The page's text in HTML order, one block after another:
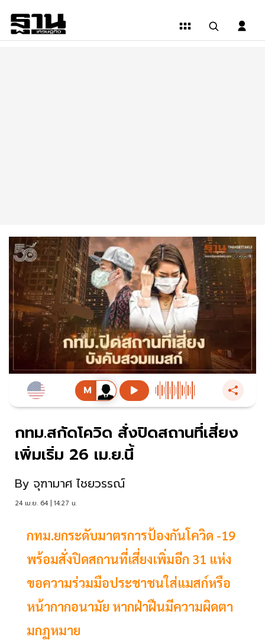
กทม.สกัดโควิด​ สั่งปิดสถานที่เสี่ยง
เพิ่มเริ่ม 26 เม.ย.นี้
By จุฑามาศ ไชยวรรณ์
24 เม.ย. 64 | 14:27 น.
กทม.ยกระดับมาตรการป้องกันโควิด -19
พร้อมสั่งปิดสถานที่เสี่ยงเพิ่มอีก 31 แห่ง
ขอความร่วมมือประชาชนใส่แมสก์หรือ
หน้ากากอนามัย หากฝ่าฝืนมีความผิดตา
มกฏหมาย